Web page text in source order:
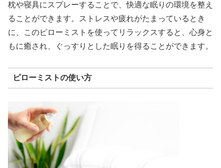
枕や寝具にスプレーすることで、快適な眠りの環境を整え
ることができます。ストレスや疲れがたまっているとき
に、このピローミストを使ってリラックスすると、心身と
もに癒され、ぐっすりとした眠りを得ることができます。
ピローミストの使い方